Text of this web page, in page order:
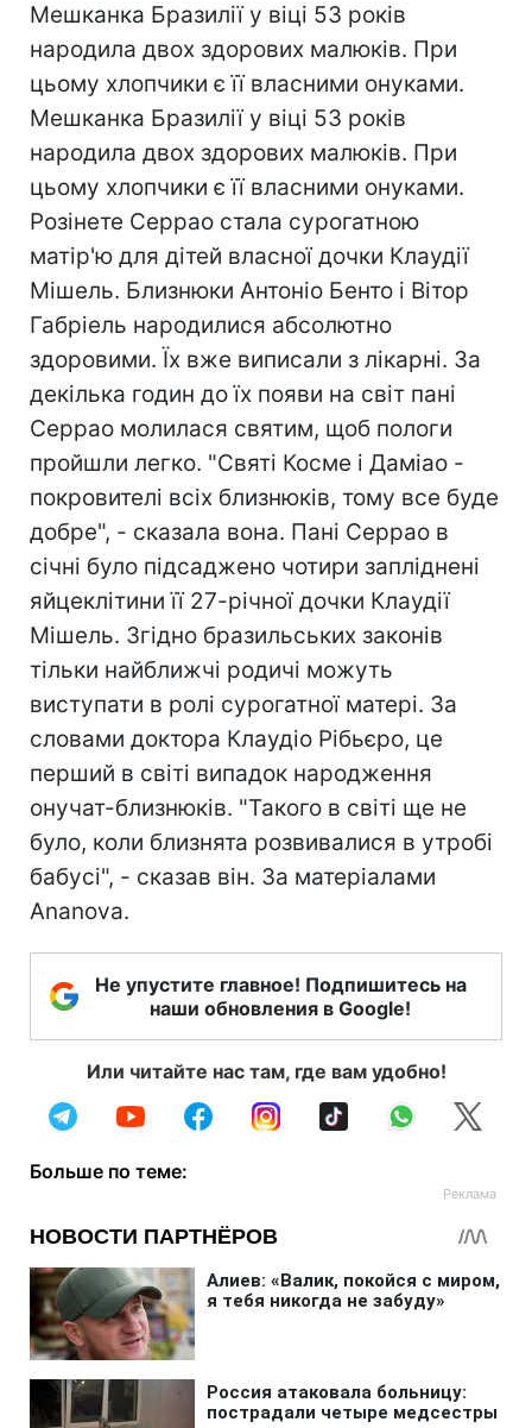
Мешканка Бразилії у віці 53 років
народила двох здорових малюків. При
цьому хлопчики є її власними онуками.
Мешканка Бразилії у віці 53 років
народила двох здорових малюків. При
цьому хлопчики є її власними онуками.
Розінете Серрао стала сурогатною
матір'ю для дітей власної дочки Клаудії
Мішель. Близнюки Антоніо Бенто і Вітор
Габріель народилися абсолютно
здоровими. Їх вже виписали з лікарні. За
декілька годин до їх появи на світ пані
Серрао молилася святим, щоб пологи
пройшли легко. "Святі Косме і Даміао -
покровителі всіх близнюків, тому все буде
добре", - сказала вона. Пані Серрао в
січні було підсаджено чотири запліднені
яйцеклітини її 27-річної дочки Клаудії
Мішель. Згідно бразильських законів
тільки найближчі родичі можуть
виступати в ролі сурогатної матері. За
словами доктора Клаудіо Рібьєро, це
перший в світі випадок народження
онучат-близнюків. "Такого в світі ще не
було, коли близнята розвивалися в утробі
бабусі", - сказав він. За матеріалами
Ananova.
Не упустите главное! Подпишитесь на
наши обновления в Google!
Или читайте нас там, где вам удобно!
Больше по теме: